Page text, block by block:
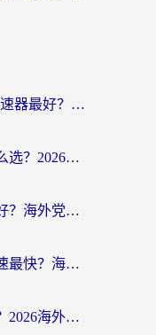
国外打使命召唤OL用什么加速器最好？海外玩家国服畅玩全攻略（附小众游戏加速技巧）
加拿大打地铁跑酷加速器怎么选？2026海外玩家实测指南（附王国纪元保卫萝卜3加速技巧）
玩率土之滨用苹果几手机最好？海外党必看的国服游戏加速+设备选择指南
英国打欢乐麻将全集怎么提速最快？海外党亲测有效的国服游戏加速指南
国外地铁跑酷加速器选不对？2026海外玩家必看的国服游戏加速全攻略